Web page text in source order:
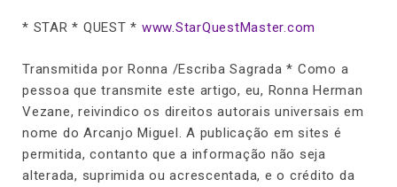
* STAR * QUEST * www.StarQuestMaster.com
Transmitida por Ronna /Escriba Sagrada * Como a
pessoa que transmite este artigo, eu, Ronna Herman
Vezane, reivindico os direitos autorais universais em
nome do Arcanjo Miguel. A publicação em sites é
permitida, contanto que a informação não seja
alterada, suprimida ou acrescentada, e o crédito da